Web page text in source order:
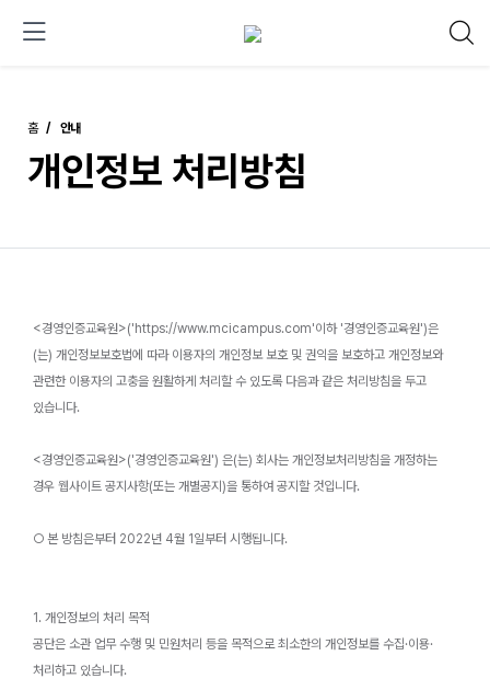
홈 안내
개인정보 처리방침
<경영인증교육원>('https://www.mcicampus.com'이하 '경영인증교육원')은
(는) 개인정보보호법에 따라 이용자의 개인정보 보호 및 권익을 보호하고 개인정보와
관련한 이용자의 고충을 원활하게 처리할 수 있도록 다음과 같은 처리방침을 두고
있습니다.
<경영인증교육원>('경영인증교육원') 은(는) 회사는 개인정보처리방침을 개정하는
경우 웹사이트 공지사항(또는 개별공지)을 통하여 공지할 것입니다.
○ 본 방침은부터 2022년 4월 1일부터 시행됩니다.
1. 개인정보의 처리 목적
공단은 소관 업무 수행 및 민원처리 등을 목적으로 최소한의 개인정보를 수집·이용·
처리하고 있습니다.